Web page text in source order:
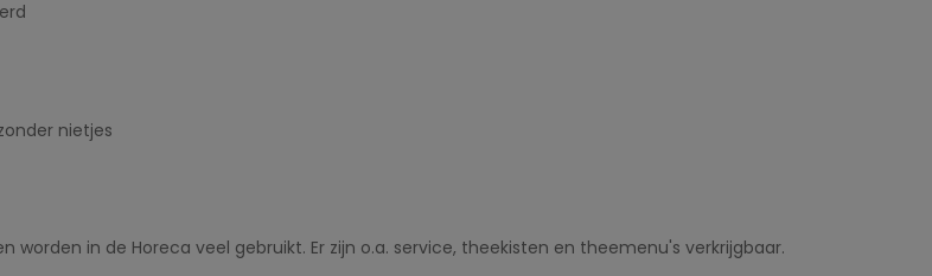
nietjes
in de Horeca veel gebruikt. Er zijn o.a. service, theekisten en theemenu's verkrijgbaar.